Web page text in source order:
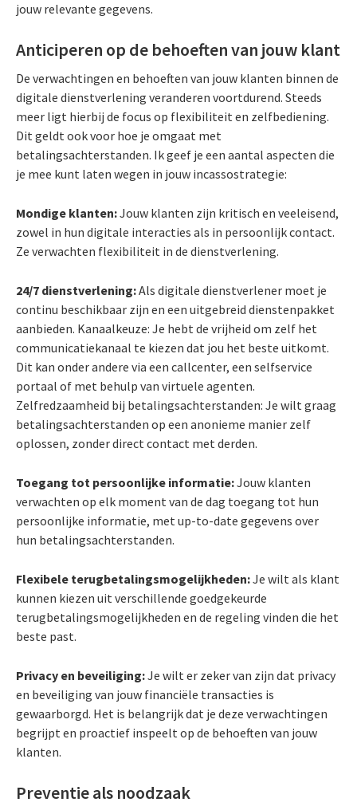
jouw relevante gegevens.
Anticiperen op de behoeften van jouw klant
De verwachtingen en behoeften van jouw klanten binnen de
digitale dienstverlening veranderen voortdurend. Steeds
meer ligt hierbij de focus op flexibiliteit en zelfbediening.
Dit geldt ook voor hoe je omgaat met
betalingsachterstanden. Ik geef je een aantal aspecten die
je mee kunt laten wegen in jouw incassostrategie:
Mondige klanten:Jouw klanten zijn kritisch en veeleisend,
zowel in hun digitale interacties als in persoonlijk contact.
Ze verwachten flexibiliteit in de dienstverlening.
24/7 dienstverlening:Als digitale dienstverlener moet je
continu beschikbaar zijn en een uitgebreid dienstenpakket
aanbieden. Kanaalkeuze: Je hebt de vrijheid om zelf het
communicatiekanaal te kiezen dat jou het beste uitkomt.
Dit kan onder andere via een callcenter, een selfservice
portaal of met behulp van virtuele agenten.
Zelfredzaamheid bij betalingsachterstanden: Je wilt graag
betalingsachterstanden op een anonieme manier zelf
oplossen, zonder direct contact met derden.
Toegang tot persoonlijke informatie:Jouw klanten
verwachten op elk moment van de dag toegang tot hun
persoonlijke informatie, met up-to-date gegevens over
hun betalingsachterstanden.
Flexibele terugbetalingsmogelijkheden:Je wilt als klant
kunnen kiezen uit verschillende goedgekeurde
terugbetalingsmogelijkheden en de regeling vinden die het
beste past.
Privacy en beveiliging:Je wilt er zeker van zijn dat privacy
en beveiliging van jouw financiële transacties is
gewaarborgd. Het is belangrijk dat je deze verwachtingen
begrijpt en proactief inspeelt op de behoeften van jouw
klanten.
Preventie als noodzaak